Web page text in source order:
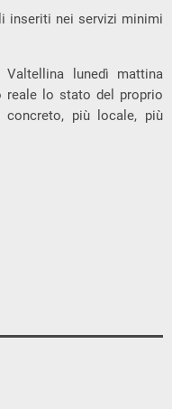
inseriti nei servizi minimi
lunedì mattina
reale lo stato del proprio
più locale, più